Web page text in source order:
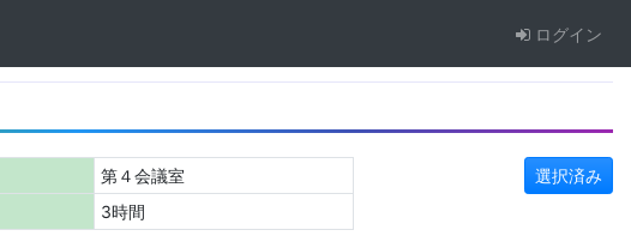
ログイン
第４会議室
3時間
選択済み